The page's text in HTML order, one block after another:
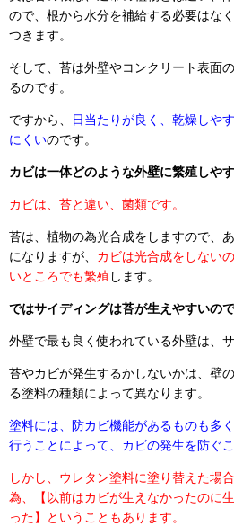
ので、根から水分を補給する必要はな
つきます。
そして、苔は外壁やコンクリート表面
るのです。
ですから、
日当たりが良く、乾燥しや
にくいのです。
カビは一体どのような外壁に繁殖しや
カビは、苔と違い、菌類です。
苔は、植物の為光合成をしますので、
になりますが、 カビは光合成をしない
いところでも繁殖 します。
ではサイディングは苔が生えやすいの
外壁で最も良く使われている外壁は、
苔やカビが発生するかしないかは、壁
る塗料の種類によって異なります。
塗料には、防カビ機能があるものも多
行うことによって、カビの発生を防ぐこ
しかし、ウレタン塗料に塗り替えた場
為、【以前はカビが生えなかったのに
った】ということもあります。